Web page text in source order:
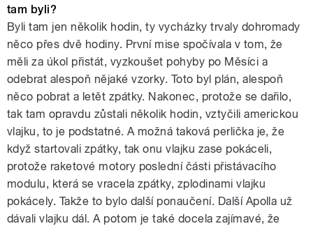
tam byli?
Byli tam jen několik hodin, ty vycházky trvaly dohromady
něco přes dvě hodiny. První mise spočívala v tom, že
měli za úkol přistát, vyzkoušet pohyby po Měsíci a
odebrat alespoň nějaké vzorky. Toto byl plán, alespoň
něco pobrat a letět zpátky. Nakonec, protože se dařilo,
tak tam opravdu zůstali několik hodin, vztyčili americkou
vlajku, to je podstatné. A možná taková perlička je, že
když startovali zpátky, tak onu vlajku zase pokáceli,
protože raketové motory poslední části přistávacího
modulu, která se vracela zpátky, zplodinami vlajku
pokácely. Takže to bylo další ponaučení. Další Apolla už
dávali vlajku dál. A potom je také docela zajímavé, že